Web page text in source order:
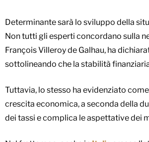
Determinante sarà lo sviluppo della
Non tutti gli esperti concordano sulla
François Villeroy de Galhau, ha
sottolineando che la stabilità
Tuttavia, lo stesso ha evidenziato
crescita economica, a seconda della
dei tassi e complica le aspettative dei